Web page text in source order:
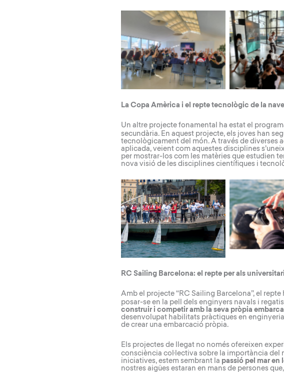
La Copa Amèrica i el repte tecnològic de la
Un altre projecte fonamental ha estat el
secundària. En aquest projecte, els joves han
tecnològicament del món. A través de diverses
aplicada, veient com aquestes disciplines
per mostrar-los com les matèries que estudien
nova visió de les disciplines científiques i
RC Sailing Barcelona: el repte per als
Amb el projecte “RC Sailing Barcelona”, el
posar-se en la pell dels enginyers navals i
construir i competir amb la seva pròpia
desenvolupat habilitats pràctiques en
de crear una embarcació pròpia.
Els projectes de llegat no només ofereixen
consciència col·lectiva sobre la importància del
iniciatives, estem sembrant la passió pel mar en
nostres aigües estaran en mans de persones